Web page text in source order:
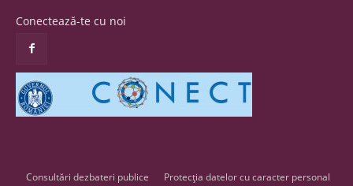
Conectează-te cu noi
Consultări dezbateri publice Protecția datelor cu caracter personal